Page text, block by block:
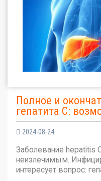
Полное и
гепатита С:
2024-08-24
Заболевание hepatitis
неизлечимым.
интересует вопрос: